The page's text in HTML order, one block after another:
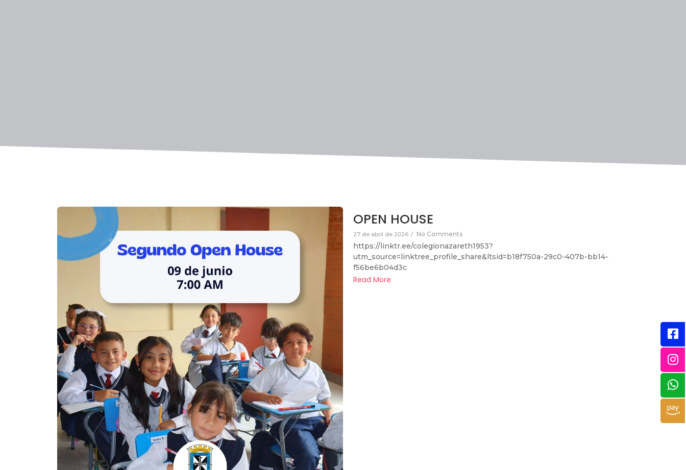
OPEN HOUSE
27 de abril de 2026 / No Comments
https://linktr.ee/colegionazareth1953?
utm_source=linktree_profile_share&ltsid=b18f750a-29c0-407b-bb14-
f56be6b04d3c
Read More